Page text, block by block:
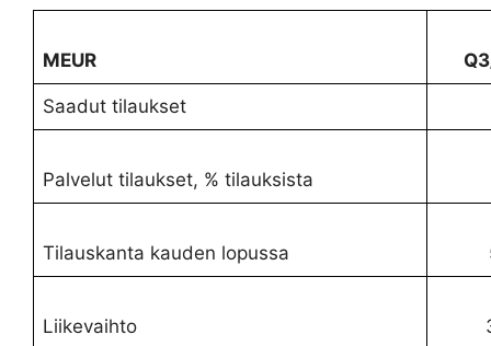
MEUR
Saadut tilaukset
Palvelut tilaukset, % tilauksista
Tilauskanta kauden lopussa
Liikevaihto